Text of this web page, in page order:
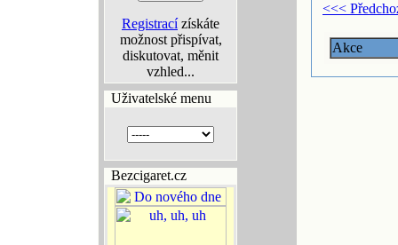
Registracízískáte
možnost přispívat,
diskutovat, měnit
vzhled...
Uživatelské menu
Bezcigaret.cz
<<<
Akce